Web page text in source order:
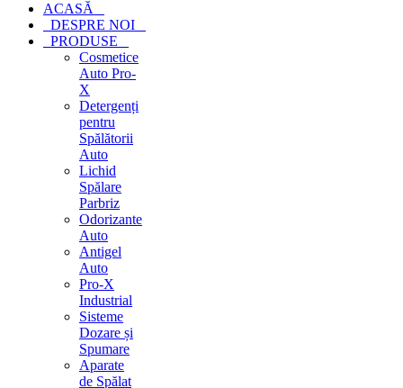
ACASĂ
DESPRE NOI
PRODUSE
Cosmetice
Auto Pro-
X
Detergenți
pentru
Spălătorii
Auto
Lichid
Spălare
Parbriz
Odorizante
Auto
Antigel
Auto
Pro-X
Industrial
Sisteme
Dozare și
Spumare
Aparate
de Spălat